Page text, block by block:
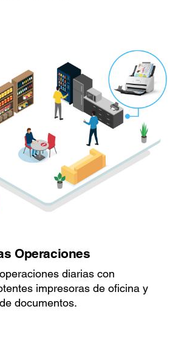
Operaciones
diarias con
impresoras de oficina y
documentos.